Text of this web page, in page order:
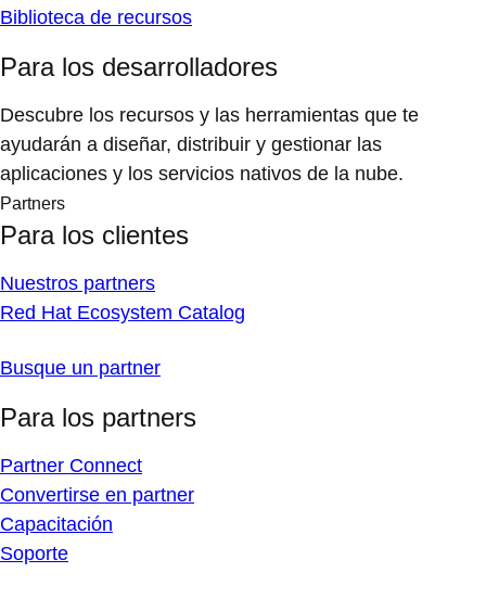
Biblioteca de recursos
Para los desarrolladores
Descubre los recursos y las herramientas que te
ayudarán a diseñar, distribuir y gestionar las
aplicaciones y los servicios nativos de la nube.
Partners
Para los clientes
Nuestros partners
Red Hat Ecosystem Catalog
Busque un partner
Para los partners
Partner Connect
Convertirse en partner
Capacitación
Soporte